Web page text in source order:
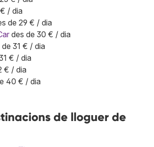
/ dia
de 29 € / dia
des de 30 € / dia
de 31 € / dia
€ / dia
€ / dia
40 € / dia
de lloguer de